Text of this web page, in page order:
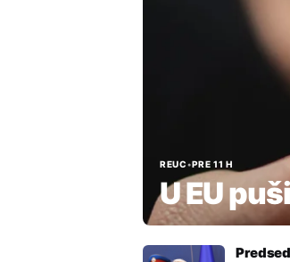
REUC•PRE 11 H
U EU